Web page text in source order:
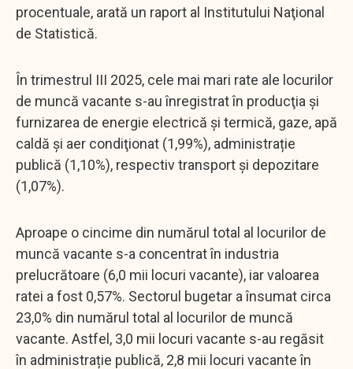
procentuale, arată un raport al Institutului Naţional
de Statistică.
În trimestrul III 2025, cele mai mari rate ale locurilor
de muncă vacante s-au înregistrat în producţia şi
furnizarea de energie electrică şi termică, gaze, apă
caldă şi aer condiţionat (1,99%), administrație
publică (1,10%), respectiv transport şi depozitare
(1,07%).
Aproape o cincime din numărul total al locurilor de
muncă vacante s-a concentrat în industria
prelucrătoare (6,0 mii locuri vacante), iar valoarea
ratei a fost 0,57%. Sectorul bugetar a însumat circa
23,0% din numărul total al locurilor de muncă
vacante. Astfel, 3,0 mii locuri vacante s-au regăsit
în administrație publică, 2,8 mii locuri vacante în